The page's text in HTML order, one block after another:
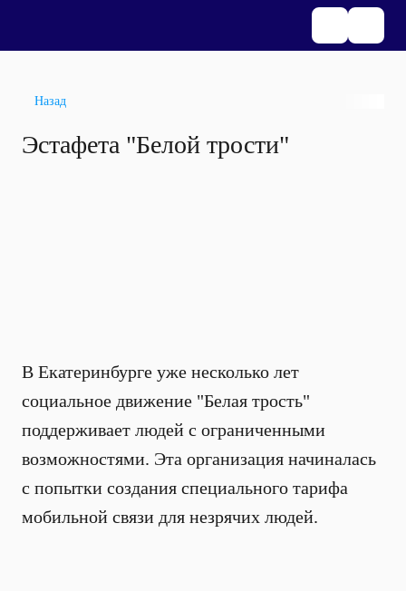
Назад
Эстафета "Белой трости"
В Екатеринбурге уже несколько лет
социальное движение "Белая трость"
поддерживает людей с ограниченными
возможностями. Эта организация начиналась
с попытки создания специального тарифа
мобильной связи для незрячих людей.